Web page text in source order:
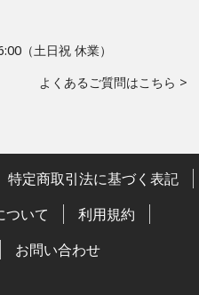
（土日祝 休業）
よくあるご質問はこちら >
特定商取引法に基づく表記
ついて
利用規約
お問い合わせ